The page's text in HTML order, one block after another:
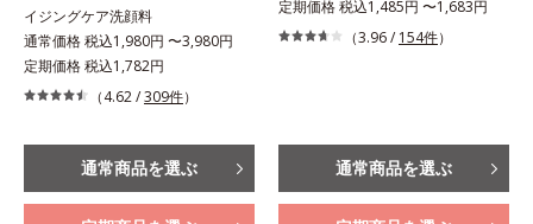
イジングケア洗顔料
通常価格 税込1,980円 〜3,980円
定期価格 税込1,782円
（4.62 /309件）
通常商品を選ぶ
定期価格 税込1,485円 〜1,683円
（3.96 / 154件）
通常商品を選ぶ